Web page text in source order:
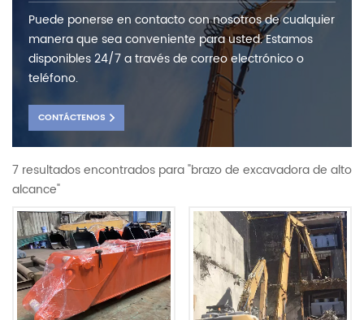
Puede ponerse en contacto con nosotros de cualquier
manera que sea conveniente para usted. Estamos
disponibles 24/7 a través de correo electrónico o
teléfono.
CONTÁCTENOS
7 resultados encontrados para "brazo de excavadora de alto
alcance"